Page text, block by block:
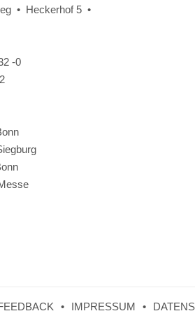
• Heckerhof 5 •
-0
IMPRESSUM